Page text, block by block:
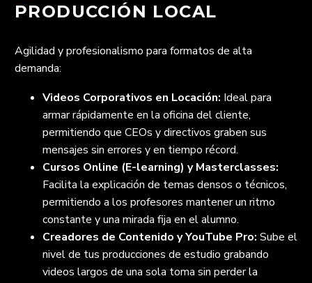
PRODUCCIÓN LOCAL
Agilidad y profesionalismo para formatos de alta
demanda:
Videos Corporativos en Locación: Ideal para
armar rápidamente en la oficina del cliente,
permitiendo que CEOs y directivos graben sus
mensajes sin errores y en tiempo récord.
Cursos Online (E-learning) y Masterclasses:
Facilita la explicación de temas densos o técnicos,
permitiendo a los profesores mantener un ritmo
constante y una mirada fija en el alumno.
Creadores de Contenido y YouTube Pro: Sube el
nivel de tus producciones de estudio grabando
videos largos de una sola toma sin perder la